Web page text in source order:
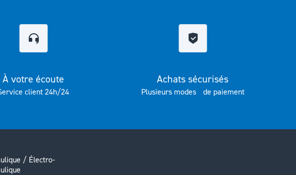
À votre écoute
client 24h/24
Achats sécurisés
Plusieurs modes de paiement
/ Électro-